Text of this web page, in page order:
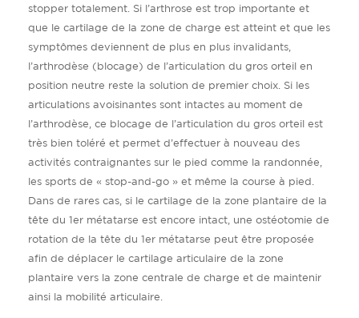
stopper totalement. Si l’arthrose est trop importante et
que le cartilage de la zone de charge est atteint et que les
symptômes deviennent de plus en plus invalidants,
l’arthrodèse (blocage) de l’articulation du gros orteil en
position neutre reste la solution de premier choix. Si les
articulations avoisinantes sont intactes au moment de
l’arthrodèse, ce blocage de l’articulation du gros orteil est
très bien toléré et permet d’effectuer à nouveau des
activités contraignantes sur le pied comme la randonnée,
les sports de « stop-and-go » et même la course à pied.
Dans de rares cas, si le cartilage de la zone plantaire de la
tête du 1er métatarse est encore intact, une ostéotomie de
rotation de la tête du 1er métatarse peut être proposée
afin de déplacer le cartilage articulaire de la zone
plantaire vers la zone centrale de charge et de maintenir
ainsi la mobilité articulaire.